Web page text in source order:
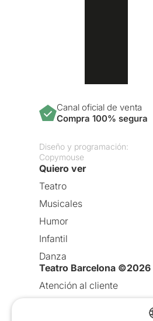
Canal oficial de venta
Compra 100% segura
Diseño y programación:
Copymouse
Quiero ver
Teatro
Musicales
Humor
Infantil
Danza
Teatro Barcelona ©2026
Atención al cliente